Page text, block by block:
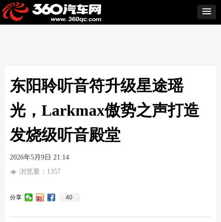
东阳聆听音符升级星途瑶
光，Larkmax傲势之声打造
发烧级听音殿堂
2026年5月9日 21:14
分享 40
넶 浏览量： 1357